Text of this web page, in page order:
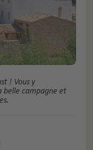
! Vous y
belle campagne et